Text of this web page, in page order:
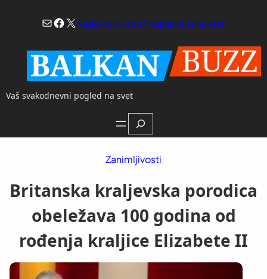
Mail
Facebook
X NaslovnaO namaPretplatite se na vesti
Vaš svakodnevni pogled na svet
Search
Zanimljivosti
Britanska kraljevska porodica
obeležava 100 godina od
rođenja kraljice Elizabete II